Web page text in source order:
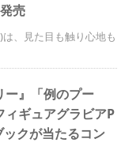
売
、見た目も触り心地も
ー』「例のプー
ギュアグラビアP
クが当たるコン